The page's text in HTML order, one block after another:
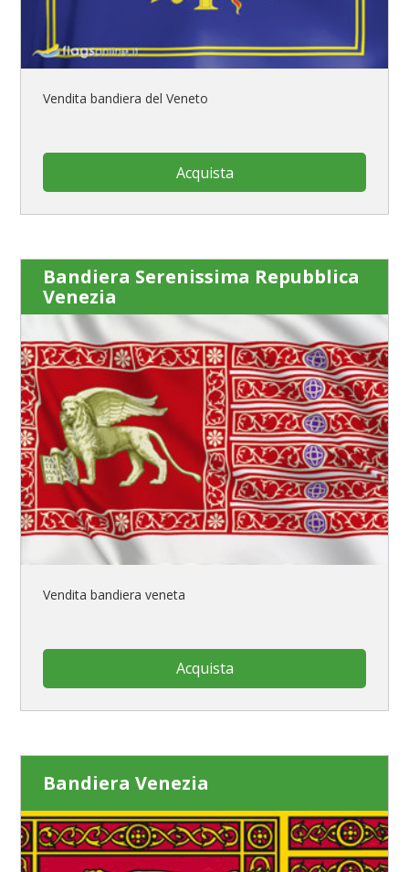
Vendita bandiera del Veneto
Acquista
Bandiera Serenissima Repubblica
Venezia
Vendita bandiera veneta
Acquista
Bandiera Venezia